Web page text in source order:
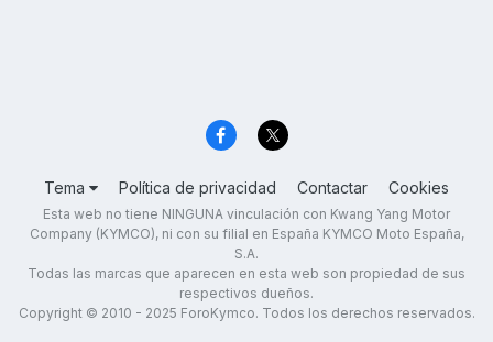
Tema Política de privacidad Contactar Cookies
Esta web no tiene NINGUNA vinculación con Kwang Yang Motor
Company (KYMCO), ni con su filial en España KYMCO Moto España,
S.A.
Todas las marcas que aparecen en esta web son propiedad de sus
respectivos dueños.
Copyright © 2010 - 2025 ForoKymco. Todos los derechos reservados.